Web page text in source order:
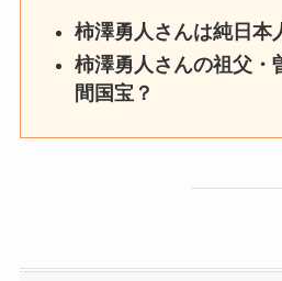
柿澤勇人さんは純日本
柿澤勇人さんの祖父・
間国宝？